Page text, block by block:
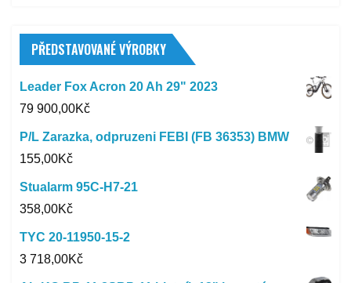
PŘEDSTAVOVANÉ VÝROBKY
Leader Fox Acron 20 Ah 29" 2023
79 900,00Kč
P/L Zarazka, odpruzeni FEBI (FB 36353) BMW
155,00Kč
Stualarm 95C-H7-21
358,00Kč
TYC 20-11950-15-2
3 718,00Kč